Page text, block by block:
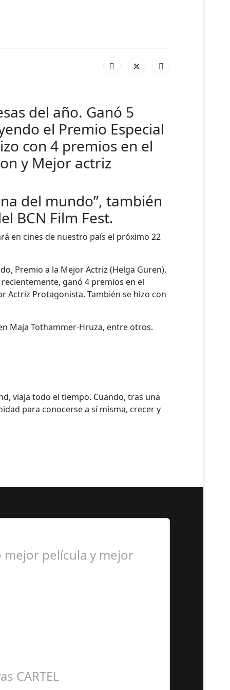
del año. Ganó 5
el Premio Especial
con 4 premios en el
y Mejor actriz
del mundo”, también
BCN Film Fest.
en cines de nuestro país el próximo 22
Premio a la Mejor Actriz (Helga Guren),
recientemente, ganó 4 premios en el
Actriz Protagonista. También se hizo con
Maja Tothammer-Hruza, entre otros.
viaja todo el tiempo. Cuando, tras una
para conocerse a sí misma, crecer y
mejor película y mejor
CARTEL